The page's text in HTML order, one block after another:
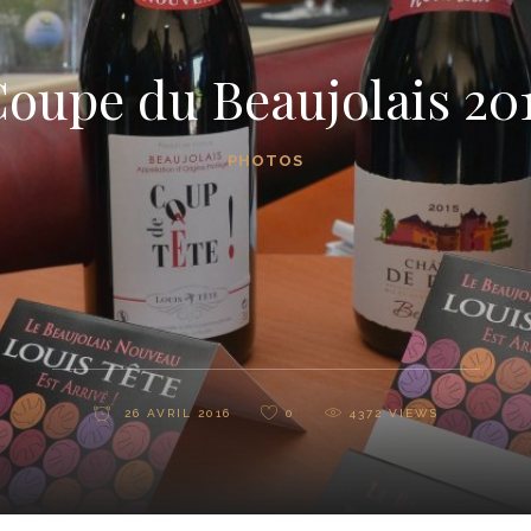
du Beaujolais
PHOTOS
26 AVRIL 2016 0 4372 VIEWS